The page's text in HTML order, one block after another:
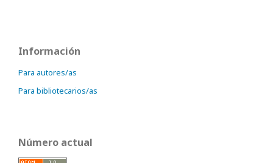
Información
Para autores/as
Para bibliotecarios/as
Número actual